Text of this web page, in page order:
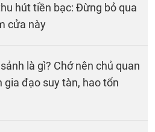
hút tiền bạc: Đừng bỏ qua
cửa này
là gì? Chớ nên chủ quan
gia đạo suy tàn, hao tổn